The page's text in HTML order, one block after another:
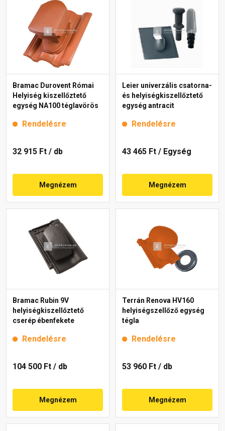
Bramac Durovent Római
Helyiség kiszellőztető
egység NA100 téglavörös
Rendelésre
32 915 Ft / db
Megnézem
Leier univerzális csatorna-
és helyiségkiszellőztető
egység antracit
Rendelésre
43 465 Ft / Egység
Megnézem
Bramac Rubin 9V
helyiségkiszellőztető
cserép ébenfekete
Rendelésre
104 500 Ft / db
Megnézem
Terrán Renova HV160
helyiségszellőző egység
tégla
Rendelésre
53 960 Ft / db
Megnézem